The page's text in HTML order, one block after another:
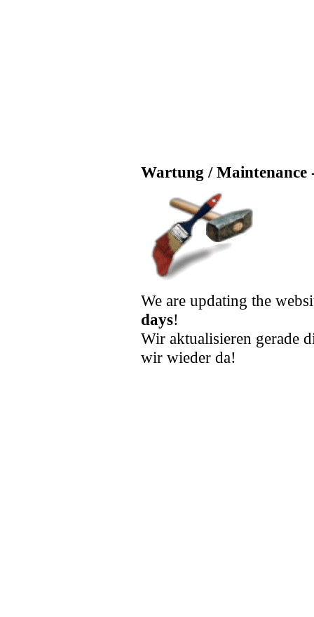
Wartung / Maintenance
We are updating the
days!
Wir aktualisieren gerade
wir wieder da!